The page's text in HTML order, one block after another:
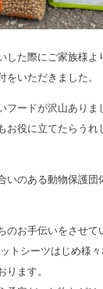
した際にご家族様よ
いただきました。
フードが沢山ありま
お役に立てたらう
いのある動物保護
のお手伝いをさせて
トシーツはじめ様
ます。